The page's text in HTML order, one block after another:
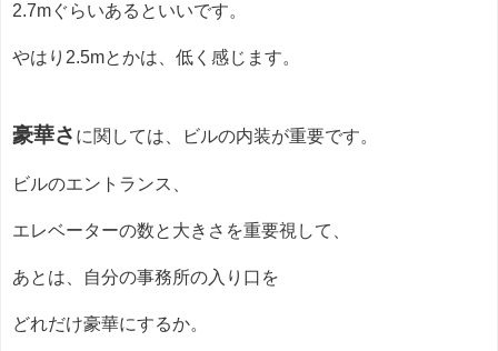
2.7mぐらいあるといいです。
やはり2.5mとかは、低く感じます。
豪華さ に関しては、ビルの内装が重要です。
ビルのエントランス、
エレベーターの数と大きさを重要視して、
あとは、自分の事務所の入り口を
どれだけ豪華にするか。